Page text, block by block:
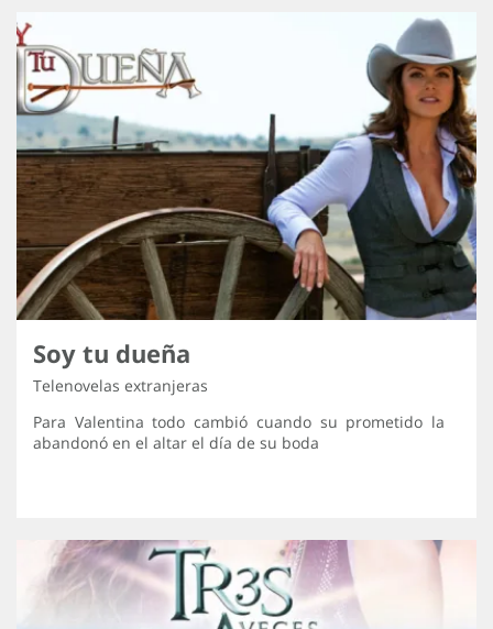
Soy tu dueña
Telenovelas extranjeras
Para Valentina todo cambió cuando su prometido la
abandonó en el altar el día de su boda